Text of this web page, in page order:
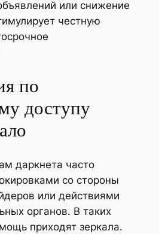
или снижение
честную
по
доступу
даркнета часто
со стороны
или действиями
органов. В таких
приходят зеркала.